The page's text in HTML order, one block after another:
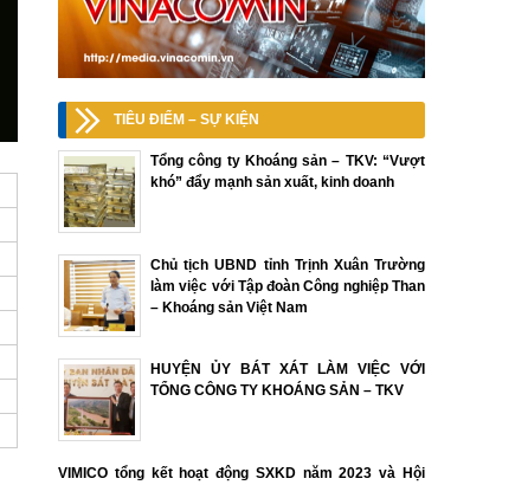
TIÊU ĐIỂM – SỰ KIỆN
Tổng công ty Khoáng sản – TKV: “Vượt
khó” đẩy mạnh sản xuất, kinh doanh
Chủ tịch UBND tỉnh Trịnh Xuân Trường
làm việc với Tập đoàn Công nghiệp Than
– Khoáng sản Việt Nam
HUYỆN ỦY BÁT XÁT LÀM VIỆC VỚI
TỔNG CÔNG TY KHOÁNG SẢN – TKV
VIMICO tổng kết hoạt động SXKD năm 2023 và Hội